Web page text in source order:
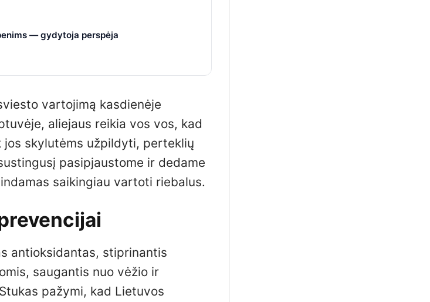
— gydytoja perspėja
vartojimą kasdienėje
aliejaus reikia vos vos, kad
skylutėms užpildyti, perteklių
pasipjaustome ir dedame
saikingiau vartoti riebalus.
antioksidantas, stiprinantis
saugantis nuo vėžio ir
pažymi, kad Lietuvos